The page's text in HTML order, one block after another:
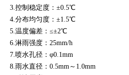
3.控制稳定度：±0.5℃
4.分布均匀度：±1.5℃
5.温度偏差：≤±2℃
6.淋雨强度：25mm/h
7.喷水孔径：φ0.1mm
8.雨水直径：0.5mm～1.0mm